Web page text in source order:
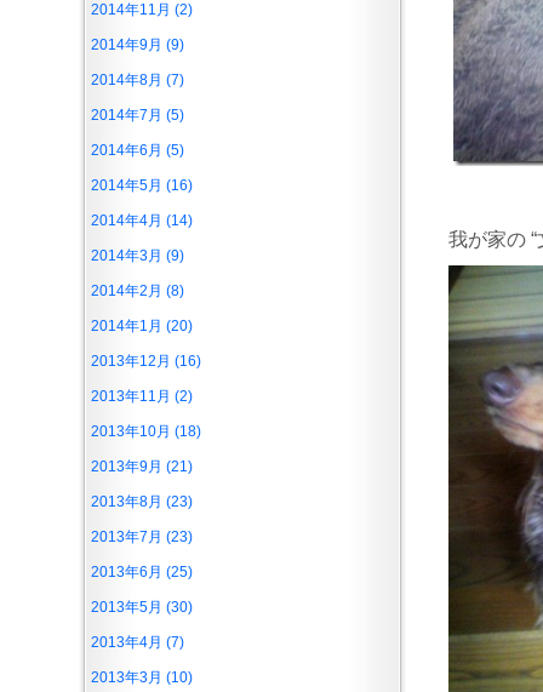
我が家の
2014年11月 (2)
2014年9月 (9)
2014年8月 (7)
2014年7月 (5)
2014年6月 (5)
2014年5月 (16)
2014年4月 (14)
2014年3月 (9)
2014年2月 (8)
2014年1月 (20)
2013年12月 (16)
2013年11月 (2)
2013年10月 (18)
2013年9月 (21)
2013年8月 (23)
2013年7月 (23)
2013年6月 (25)
2013年5月 (30)
2013年4月 (7)
2013年3月 (10)